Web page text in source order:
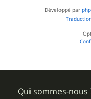
Développé par
Qui sommes-nous